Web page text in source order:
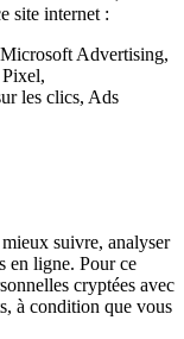
site internet :
Advertising,
les clics, Ads
suivre, analyser
en ligne. Pour ce
cryptées avec
à condition que vous